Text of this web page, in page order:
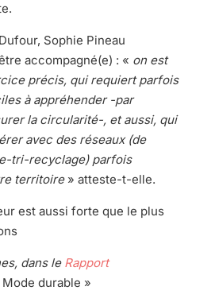
Sophie Pineau
accompagné(e) : « on est
précis, qui requiert parfois
à appréhender -par
la circularité-, et aussi, qui
avec des réseaux (de
tri-recyclage) parfois
territoire » atteste-t-elle.
est aussi forte que le plus
dans le Rapport
durable »